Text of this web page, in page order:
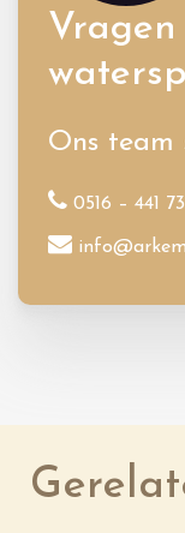
Vragen
Ons team
0516 – 441